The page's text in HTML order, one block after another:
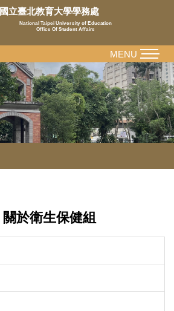
國立臺北教育大學學務處
National Taipei University of Education
Office Of Student Affairs
MENU
關於衛生保健組